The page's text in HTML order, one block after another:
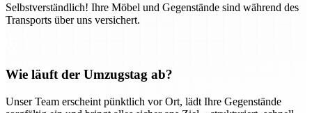
Selbstverständlich! Ihre Möbel und Gegenstände sind während des
Transports über uns versichert.
Wie läuft der Umzugstag ab?
Unser Team erscheint pünktlich vor Ort, lädt Ihre Gegenstände